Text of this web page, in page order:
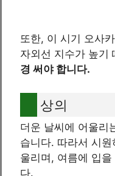
또한, 이 시기 오사
자외선 지수가 높기
경 써야 합니다.
상의
더운 날씨에 어울리
습니다. 따라서 시
울리며, 여름에 입
다.